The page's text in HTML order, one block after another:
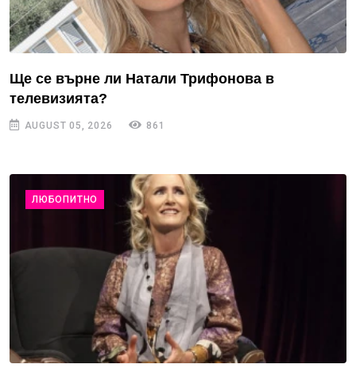
Ще се върне ли Натали Трифонова в
телевизията?
AUGUST 05, 2026 861
ЛЮБОПИТНО